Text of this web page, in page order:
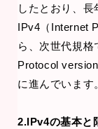
したとおり、長
IPv4（Internet
ら、次世代規
Protocol
に進んでいます
2.IPv4の基本と